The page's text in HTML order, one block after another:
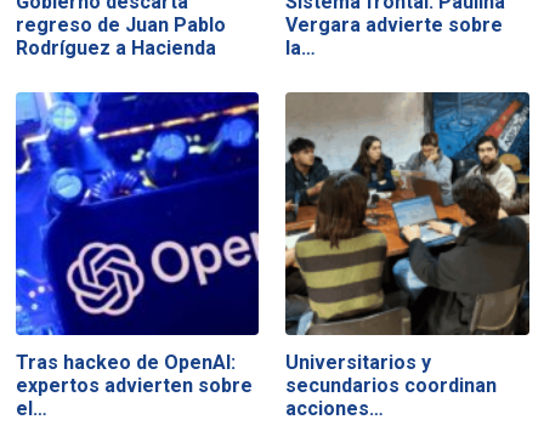
regreso de Juan Pablo
Rodríguez a Hacienda
Vergara advierte sobre
la…
Tras hackeo de OpenAI:
expertos advierten sobre
el…
Universitarios y
secundarios coordinan
acciones…